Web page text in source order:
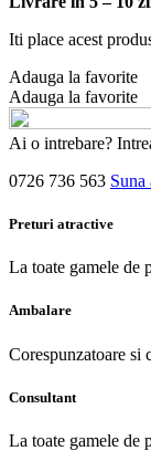
Iti place acest
Adauga la favorite
Adauga la favorite
Ai o intrebare?
0726 736 563 Suna
Preturi atractive
La toate gamele de
Ambalare
Corespunzatoare si
Consultant
La toate gamele de